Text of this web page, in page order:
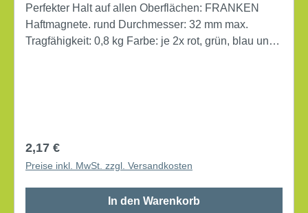
Perfekter Halt auf allen Oberflächen: FRANKEN
Haftmagnete. rund Durchmesser: 32 mm max.
Tragfähigkeit: 0,8 kg Farbe: je 2x rot, grün, blau und
Regulärer Preis:
2,17 €
Preise inkl. MwSt. zzgl. Versandkosten
In den Warenkorb